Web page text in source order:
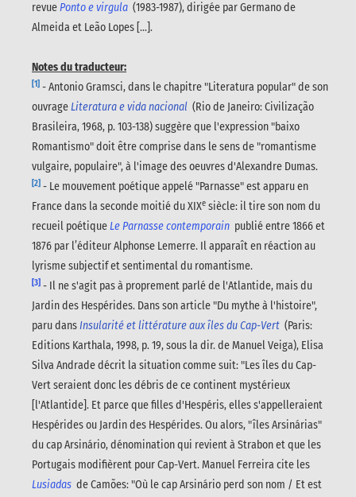
revuePonto e virgula (1983-1987), dirigée par Germano de
Almeida et Leão Lopes [...].
Notes du traducteur:
[1] - Antonio Gramsci, dans le chapitre "Literatura popular" de son
ouvrageLiteratura e vida nacional (Rio de Janeiro: Civilização
Brasileira, 1968, p. 103-138) suggère que l'expression "baixo
Romantismo" doit être comprise dans le sens de "romantisme
vulgaire, populaire", à l'image des oeuvres d'Alexandre Dumas.
[2] - Le mouvement poétique appelé "Parnasse"est apparu en
France dans la seconde moitié du XIXe siècle: il tire son nom du
recueil poétiqueLe Parnasse contemporain publié entre 1866 et
1876 par l’éditeur Alphonse Lemerre. Il apparaît en réaction au
lyrisme subjectif et sentimental du romantisme.
[3] - Il ne s'agit pas à proprement parlé de l'Atlantide, mais du
Jardin des Hespérides. Dans son article "Du mythe à l'histoire",
paru dansInsularité et littérature aux îles du Cap-Vert (Paris:
Editions Karthala, 1998, p. 19, sous la dir. de Manuel Veiga), Elisa
Silva Andrade décrit la situation comme suit: "Les îles du Cap-
Vert seraient donc les débris de ce continent mystérieux
[l'Atlantide]. Et parce que filles d'Hespéris, elles s'appelleraient
Hespérides ou Jardin des Hespérides. Ou alors, "îles Arsinárias"
du cap Arsinário, dénomination qui revient à Strabon et que les
Portugais modifièrent pour Cap-Vert. Manuel Ferreira cite les
Lusiadas de Camões: "Où le cap Arsinário perd son nom / Et est